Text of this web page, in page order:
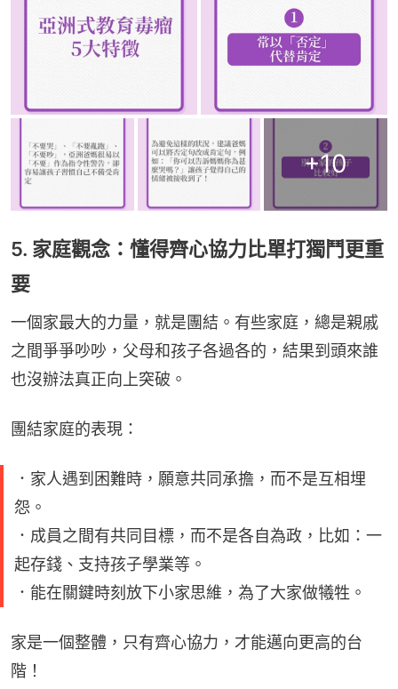
+10
5. 家庭觀念：懂得齊心協力比單打獨鬥更重
要
一個家最大的力量，就是團結。有些家庭，總是親戚
之間爭爭吵吵，父母和孩子各過各的，結果到頭來誰
也沒辦法真正向上突破。
團結家庭的表現：
．家人遇到困難時，願意共同承擔，而不是互相埋
怨。
．成員之間有共同目標，而不是各自為政，比如：一
起存錢、支持孩子學業等。
．能在關鍵時刻放下小家思維，為了大家做犧牲。
家是一個整體，只有齊心協力，才能邁向更高的台
階！